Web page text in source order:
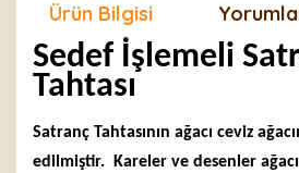
Ürün Bilgisi
Sedef İşlemeli
Tahtası
Satranç Tahtasının ağacı ceviz
edilmiştir. Kareler ve desenler